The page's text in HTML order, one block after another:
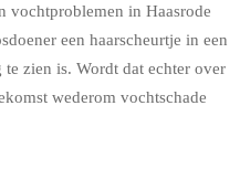
vochtproblemen in Haasrode
een haarscheurtje in een
zien is. Wordt dat echter over
wederom vochtschade